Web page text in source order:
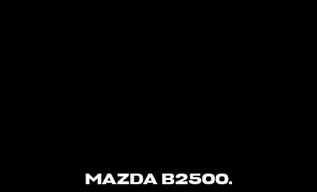
MAZDA B2500.